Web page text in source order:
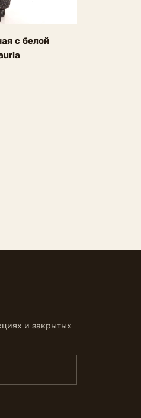
с белой
и закрытых